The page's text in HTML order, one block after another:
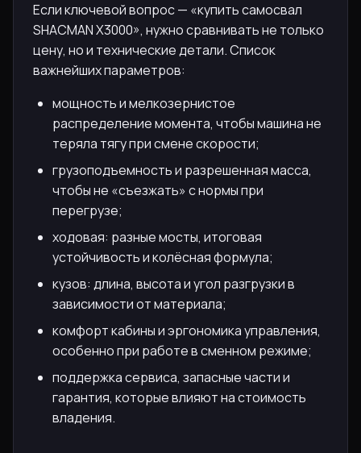
Если ключевой вопрос — «купить самосвал
SHACMAN X3000», нужно сравнивать не только
цену, но и технические детали. Список
важнейших параметров:
мощность и мелкозернистое
распределение момента, чтобы машина не
теряла тягу при смене скорости;
грузоподъемность и разрешенная масса,
чтобы не «съезжать» с нормы при
перегрузе;
ходовая: разные мосты, итоговая
устойчивость и колёсная формула;
кузов: длина, высота и угол разгрузки в
зависимости от материала;
комфорт кабины и эргономика управления,
особенно при работе в сменном режиме;
поддержка сервиса, запасные части и
гарантия, которые влияют на стоимость
владения.